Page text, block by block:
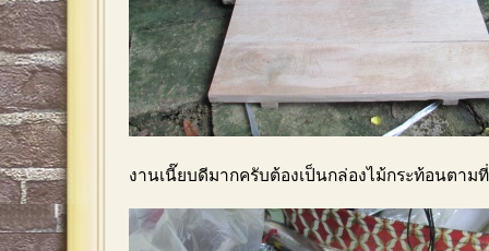
งานเนี๊ยบดีมากครับต้องเป็นกล่องไม้กระท้อนตาม